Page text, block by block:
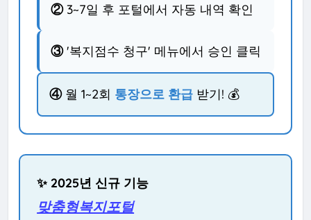
②3~7일 후 포털에서 자동 내역 확인
③'복지점수 청구' 메뉴에서 승인 클릭
④월 1~2회 통장으로 환급 받기! 💰
✨ 2025년 신규 기능
맞춤형복지포털